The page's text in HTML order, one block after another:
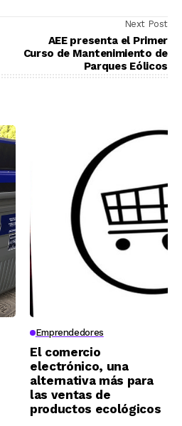
Next Post
AEE presenta el Primer
Curso de Mantenimiento de
Parques Eólicos
Emprendedores
El comercio
electrónico, una
alternativa más para
las ventas de
productos ecológicos